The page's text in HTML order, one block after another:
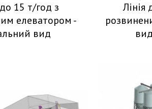
15 т/год з
елеватором -
вид
Лінія